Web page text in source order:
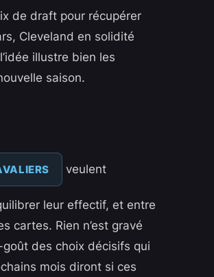
de draft pour récupérer
Cleveland en solidité
illustre bien les
saison.
veulent
leur effectif, et entre
cartes. Rien n’est gravé
des choix décisifs qui
mois diront si ces